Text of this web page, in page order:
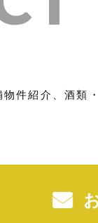
件紹介、酒類